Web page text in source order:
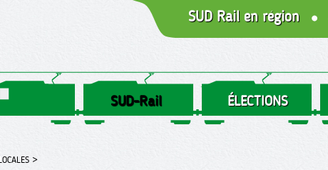
SUD Rail en région
SUD-Rail ÉLECTIONS
>